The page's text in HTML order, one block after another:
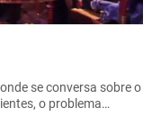
se conversa sobre o
o problema…